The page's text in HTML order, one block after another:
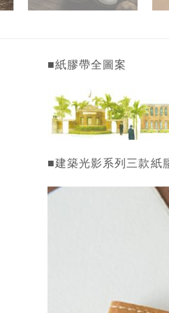
■紙膠帶全圖案
■建築光影系列三款紙